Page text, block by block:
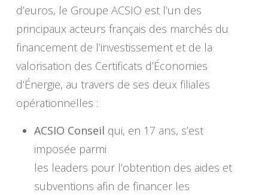
d’euros, le Groupe ACSIO est l’un des
principaux acteurs français des marchés du
financement de l’investissement et de la
valorisation des Certificats d’Économies
d’Énergie, au travers de ses deux filiales
opérationnelles :
ACSIO Conseil qui, en 17 ans, s’est
imposée parmi
les leaders pour l’obtention des aides et
subventions afin de financer les